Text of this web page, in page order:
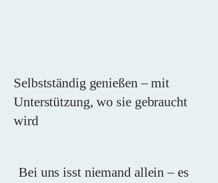
Selbstständig genießen – mit
Unterstützung, wo sie gebraucht
wird
Bei uns isst niemand allein – es